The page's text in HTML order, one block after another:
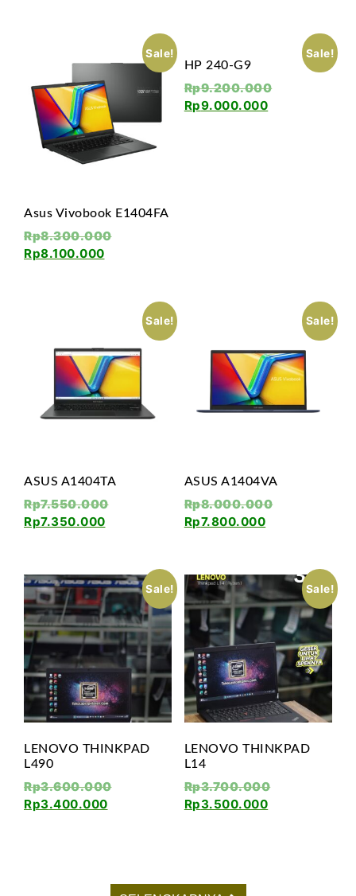
Sale!
Asus Vivobook E1404FA
Rp8.300.000
Rp8.100.000
Sale!
HP 240-G9
Rp9.200.000
Rp9.000.000
Sale!
ASUS A1404TA
Rp7.550.000
Rp7.350.000
Sale!
ASUS A1404VA
Rp8.000.000
Rp7.800.000
Sale!
LENOVO THINKPAD
L490
Rp3.600.000
Rp3.400.000
Sale!
LENOVO THINKPAD
L14
Rp3.700.000
Rp3.500.000